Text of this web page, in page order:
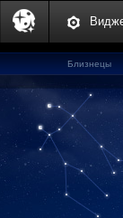
Близнецы